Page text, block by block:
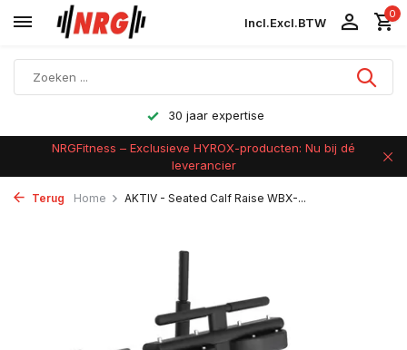
Incl.Excl.BTW
0
Achteraf betalen
NRGFitness – Exclusieve HYROX-producten: Nu bij dé
leverancier
Terug Home AKTIV - Seated Calf Raise WBX-...